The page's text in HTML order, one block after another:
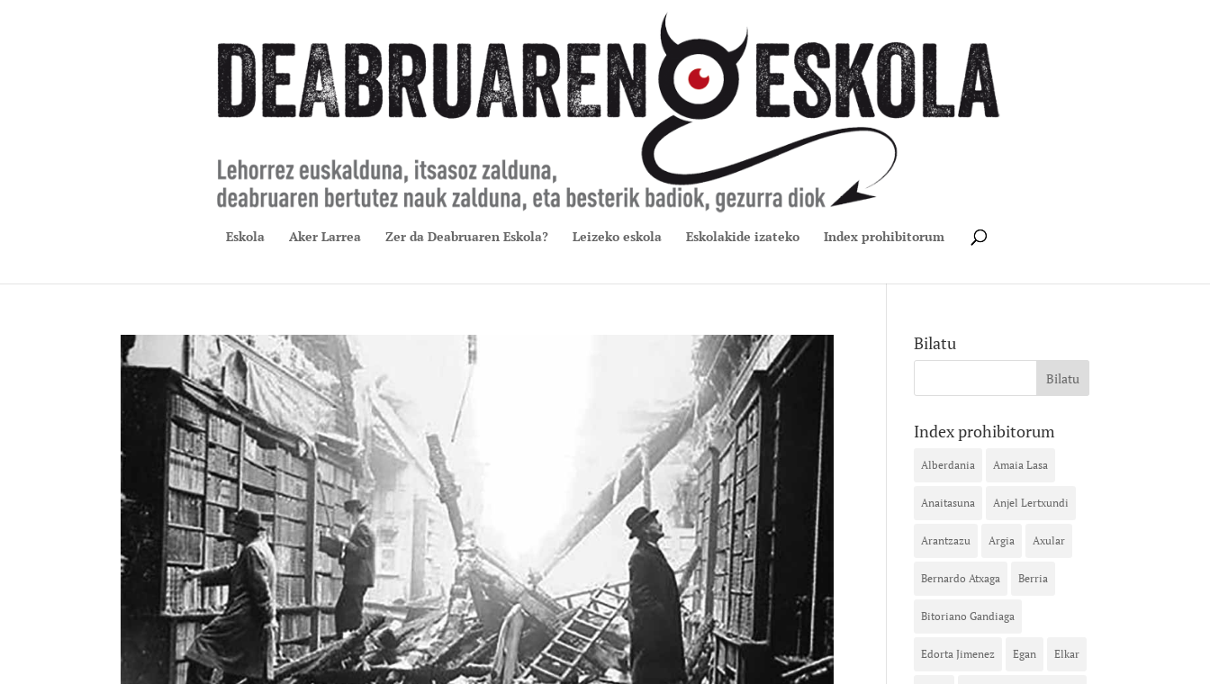
Eskola Aker Larrea Zer da Deabruaren Eskola? Leizeko eskola Eskolakide izateko Index prohibitorum
Bilatu
Index prohibitorum
Alberdania Amaia Lasa
Anaitasuna Anjel Lertxundi
Arantzazu Argia Axular
Bernardo Atxaga Berria
Bitoriano Gandiaga
Edorta Jimenez Egan Elkar